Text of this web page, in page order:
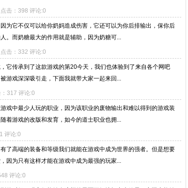
击：398 评论:0
为它不仅可以给你奶妈造成伤害，它还可以为你后排输出，保你后
。而奶糖最大的作用就是辅助，因为奶糖可...
击：332 评论:0
它传承到了这款游戏的第20今天，我们也体验到了来自各个网吧
游戏深深吸引走，下面我就带大家一起来回...
317 评论:0
戏中最少人玩的职业，因为该职业的废物输出和难以得到的游戏装
着游戏的改版和发育，如今的道士职业也拥...
评论:0
了高端的装备和等级我们就能在游戏中成为世界的强者。但是想要
因为只有这样才能在游戏中成为最强的玩家...
评论:0